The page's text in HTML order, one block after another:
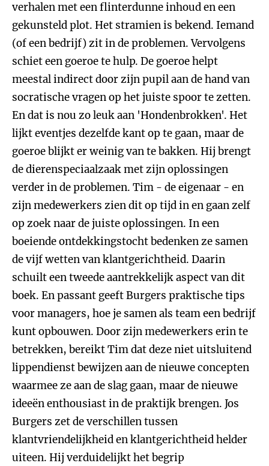
verhalen met een flinterdunne inhoud en een
gekunsteld plot. Het stramien is bekend. Iemand
(of een bedrijf) zit in de problemen. Vervolgens
schiet een goeroe te hulp. De goeroe helpt
meestal indirect door zijn pupil aan de hand van
socratische vragen op het juiste spoor te zetten.
En dat is nou zo leuk aan 'Hondenbrokken'. Het
lijkt eventjes dezelfde kant op te gaan, maar de
goeroe blijkt er weinig van te bakken. Hij brengt
de dierenspeciaalzaak met zijn oplossingen
verder in de problemen. Tim - de eigenaar - en
zijn medewerkers zien dit op tijd in en gaan zelf
op zoek naar de juiste oplossingen. In een
boeiende ontdekkingstocht bedenken ze samen
de vijf wetten van klantgerichtheid. Daarin
schuilt een tweede aantrekkelijk aspect van dit
boek. En passant geeft Burgers praktische tips
voor managers, hoe je samen als team een bedrijf
kunt opbouwen. Door zijn medewerkers erin te
betrekken, bereikt Tim dat deze niet uitsluitend
lippendienst bewijzen aan de nieuwe concepten
waarmee ze aan de slag gaan, maar de nieuwe
ideeën enthousiast in de praktijk brengen. Jos
Burgers zet de verschillen tussen
klantvriendelijkheid en klantgerichtheid helder
uiteen. Hij verduidelijkt het begrip